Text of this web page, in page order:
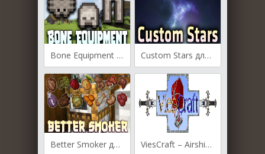
Bone Equipment для Майнкрафт [1.19.4, 1.19.3, 1.19.2] Custom Stars для Майнкрафт [1.19.4, 1.19.3, 1.19.2]
Better Smoker для Майнкрафт [1.19.2, 1.18.2] ViesCraft – Airships для Майнкрафт [1.12.2, 1.11.2, 1.10.2]